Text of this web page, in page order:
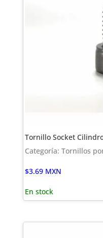
Tornillo Socket
Categoría: Tornillos
$3.69 MXN
En stock